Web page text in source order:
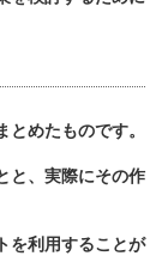
めたものです。
と、実際にその作
を利用することが